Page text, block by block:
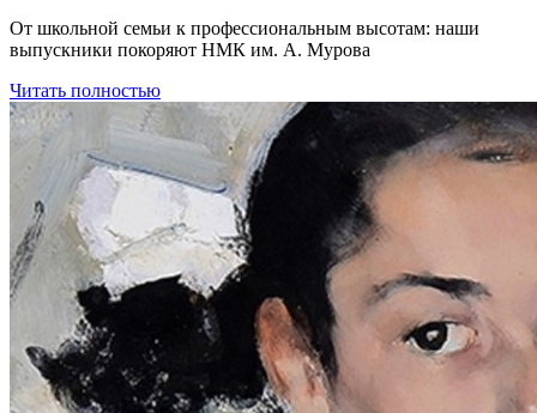
От школьной семьи к профессиональным высотам: наши
выпускники покоряют НМК им. А. Мурова
Читать полностью